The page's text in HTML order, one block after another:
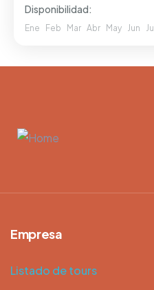
Disponibilidad:
Ene Feb Mar Abr May Jun Jul
Empresa
Listado de tours